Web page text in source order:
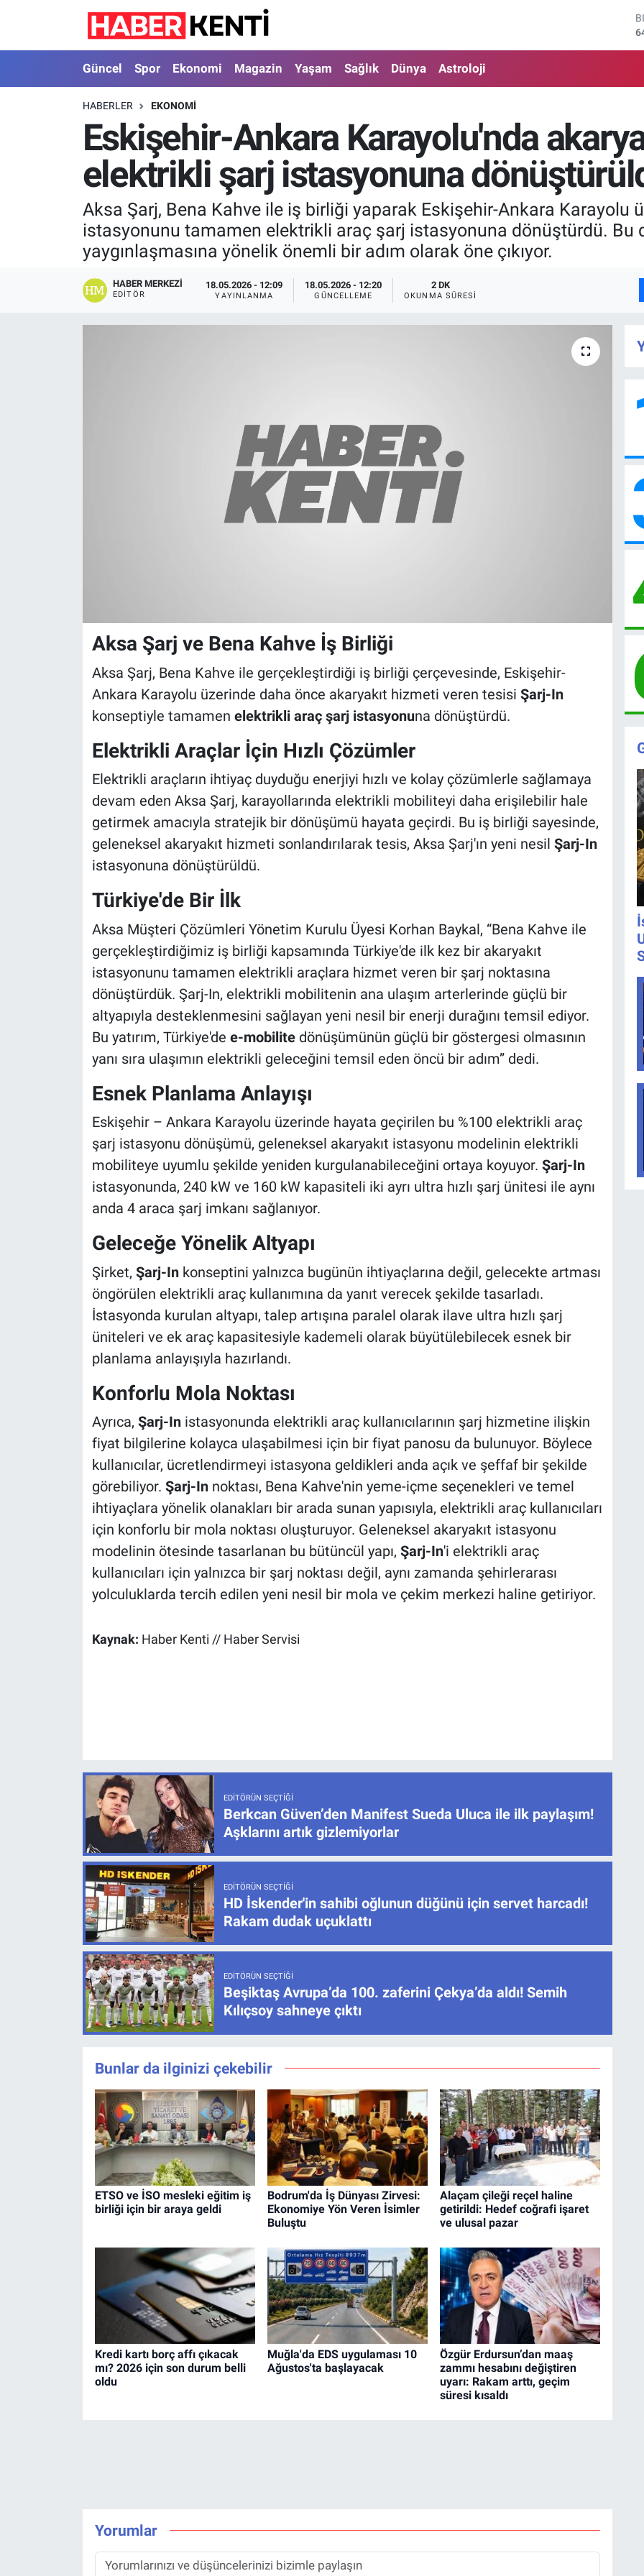
Güncel Spor Ekonomi Magazin Yaşam Sağlık Dünya Astroloji
HABERLER EKONOMI
Eskişehir-Ankara Karayolu'nda
elektrikli şarj istasyonuna
Aksa Şarj, Bena Kahve ile iş birliği yaparak Eskişehir-Ankara Karayolu
istasyonunu tamamen elektrikli araç şarj istasyonuna dönüştürdü. Bu
yaygınlaşmasına yönelik önemli bir adım olarak öne çıkıyor.
HABER MERKEZI
EDITÖR
18.05.2026 - 12:09
YAYINLANMA
18.05.2026 - 12:20
GÜNCELLEME
2 DK
OKUNMA SÜRESI
Aksa Şarj ve Bena Kahve İş Birliği
Aksa Şarj, Bena Kahve ile gerçekleştirdiği iş birliği çerçevesinde, Eskişehir-
Ankara Karayolu üzerinde daha önce akaryakıt hizmeti veren tesisi Şarj-In
konseptiyle tamamen elektrikli araç şarj istasyonuna dönüştürdü.
Elektrikli Araçlar İçin Hızlı Çözümler
Elektrikli araçların ihtiyaç duyduğu enerjiyi hızlı ve kolay çözümlerle sağlamaya
devam eden Aksa Şarj, karayollarında elektrikli mobiliteyi daha erişilebilir hale
getirmek amacıyla stratejik bir dönüşümü hayata geçirdi. Bu iş birliği sayesinde,
geleneksel akaryakıt hizmeti sonlandırılarak tesis, Aksa Şarj'ın yeni nesil Şarj-In
istasyonuna dönüştürüldü.
Türkiye'de Bir İlk
Aksa Müşteri Çözümleri Yönetim Kurulu Üyesi Korhan Baykal, “Bena Kahve ile
gerçekleştirdiğimiz iş birliği kapsamında Türkiye'de ilk kez bir akaryakıt
istasyonunu tamamen elektrikli araçlara hizmet veren bir şarj noktasına
dönüştürdük. Şarj-In, elektrikli mobilitenin ana ulaşım arterlerinde güçlü bir
altyapıyla desteklenmesini sağlayan yeni nesil bir enerji durağını temsil ediyor.
Bu yatırım, Türkiye'de e-mobilitedönüşümünün güçlü bir göstergesi olmasının
yanı sıra ulaşımın elektrikli geleceğini temsil eden öncü bir adım” dedi.
Esnek Planlama Anlayışı
Eskişehir – Ankara Karayolu üzerinde hayata geçirilen bu %100 elektrikli araç
şarj istasyonu dönüşümü, geleneksel akaryakıt istasyonu modelinin elektrikli
mobiliteye uyumlu şekilde yeniden kurgulanabileceğini ortaya koyuyor. Şarj-In
istasyonunda, 240 kW ve 160 kW kapasiteli iki ayrı ultra hızlı şarj ünitesi ile aynı
anda 4 araca şarj imkanı sağlanıyor.
Geleceğe Yönelik Altyapı
Şirket, Şarj-Inkonseptini yalnızca bugünün ihtiyaçlarına değil, gelecekte artması
öngörülen elektrikli araç kullanımına da yanıt verecek şekilde tasarladı.
İstasyonda kurulan altyapı, talep artışına paralel olarak ilave ultra hızlı şarj
üniteleri ve ek araç kapasitesiyle kademeli olarak büyütülebilecek esnek bir
planlama anlayışıyla hazırlandı.
Konforlu Mola Noktası
Ayrıca, Şarj-Inistasyonunda elektrikli araç kullanıcılarının şarj hizmetine ilişkin
fiyat bilgilerine kolayca ulaşabilmesi için bir fiyat panosu da bulunuyor. Böylece
kullanıcılar, ücretlendirmeyi istasyona geldikleri anda açık ve şeffaf bir şekilde
görebiliyor. Şarj-Innoktası, Bena Kahve'nin yeme-içme seçenekleri ve temel
ihtiyaçlara yönelik olanakları bir arada sunan yapısıyla, elektrikli araç kullanıcıları
için konforlu bir mola noktası oluşturuyor. Geleneksel akaryakıt istasyonu
modelinin ötesinde tasarlanan bu bütüncül yapı, Şarj-In'i elektrikli araç
kullanıcıları için yalnızca bir şarj noktası değil, aynı zamanda şehirlerarası
yolculuklarda tercih edilen yeni nesil bir mola ve çekim merkezi haline getiriyor.
Kaynak: Haber Kenti // Haber Servisi
EDITÖRÜN SEÇTIĞI
Berkcan Güven’den Manifest Sueda Uluca ile ilk paylaşım!
Aşklarını artık gizlemiyorlar
EDITÖRÜN SEÇTIĞI
HD İskender'in sahibi oğlunun düğünü için servet harcadı!
Rakam dudak uçuklattı
EDITÖRÜN SEÇTIĞI
Beşiktaş Avrupa’da 100. zaferini Çekya’da aldı! Semih
Kılıçsoy sahneye çıktı
Bunlar da ilginizi çekebilir
ETSO ve İSO mesleki eğitim iş
birliği için bir araya geldi
Bodrum'da İş Dünyası Zirvesi:
Ekonomiye Yön Veren İsimler
Buluştu
Alaçam çileği reçel haline
getirildi: Hedef coğrafi işaret
ve ulusal pazar
Kredi kartı borç affı çıkacak
mı? 2026 için son durum belli
oldu
Muğla'da EDS uygulaması 10
Ağustos'ta başlayacak
Özgür Erdursun’dan maaş
zammı hesabını değiştiren
uyarı: Rakam arttı, geçim
süresi kısaldı
Yorumlar
Güncel
Spor
Ekonomi
Magazin
Nöbetçi Eczaneler
Hava Durumu
İstanbul Namaz Vakitleri
Trafik Durumu
Süper Lig Puan Durumu ve Fikstür
Tüm Manşetler
Son Dakika Haberleri